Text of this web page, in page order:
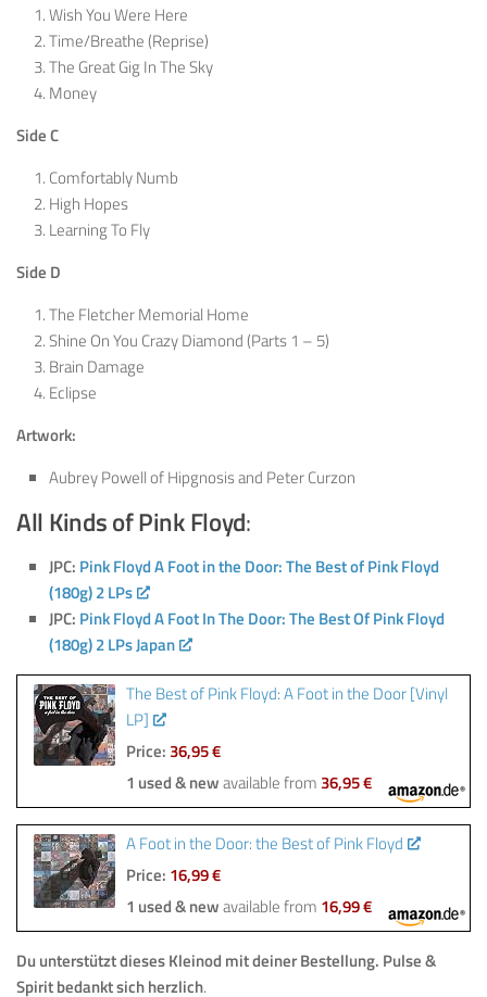
Wish You Were Here
Time/Breathe (Reprise)
The Great Gig In The Sky
Money
Side C
Comfortably Numb
High Hopes
Learning To Fly
Side D
The Fletcher Memorial Home
Shine On You Crazy Diamond (Parts 1 – 5)
Brain Damage
Eclipse
Artwork:
Aubrey Powell of Hipgnosis and Peter Curzon
All Kinds of Pink Floyd:
JPC: Pink Floyd A Foot in the Door: The Best of Pink Floyd
(180g) 2 LPs
JPC: Pink Floyd A Foot In The Door: The Best Of Pink Floyd
(180g) 2 LPs Japan
The Best of Pink Floyd: A Foot in the Door [Vinyl
LP]
Price: 36,95 €
1 used & newavailable from 36,95 €
A Foot in the Door: the Best of Pink Floyd
Price: 16,99 €
1 used & newavailable from 16,99 €
Du unterstützt dieses Kleinod mit deiner Bestellung. Pulse &
Spirit bedankt sich herzlich.